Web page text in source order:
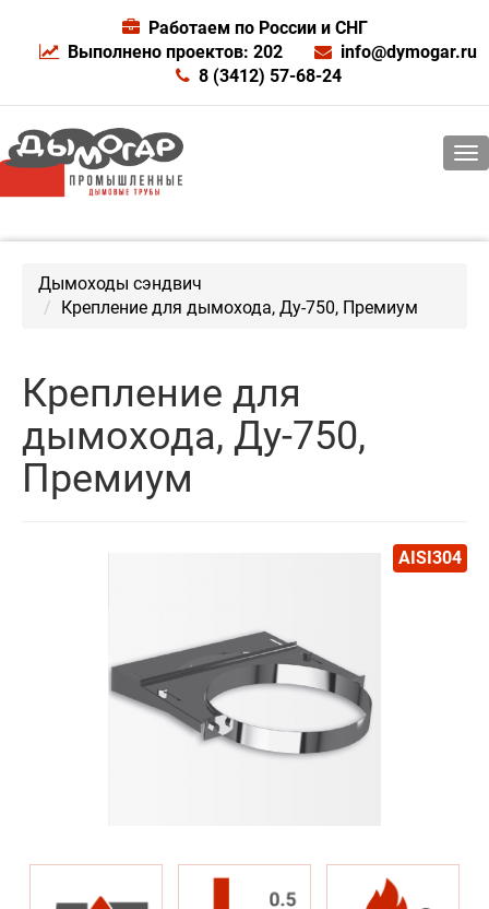
Работаем по России и СНГ
Выполнено проектов: 202
info@dymogar.ru
8 (3412) 57-68-24
Дымоходы сэндвич
Крепление для дымохода, Ду-750, Премиум
Крепление для
дымохода, Ду-750,
Премиум
AISI304